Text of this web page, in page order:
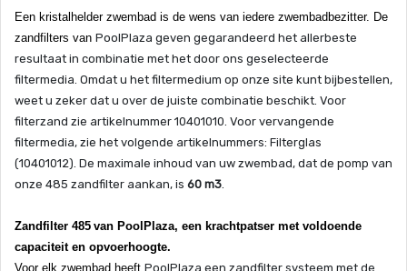
Een kristalhelder zwembad is de wens van iedere zwembadbezitter. De
zandfilters van PoolPlaza geven gegarandeerd het allerbeste
resultaat in combinatie met het door ons geselecteerde
filtermedia. Omdat u het filtermedium op onze site kunt bijbestellen,
weet u zeker dat u over de juiste combinatie beschikt. Voor
filterzand zie artikelnummer 10401010. Voor vervangende
filtermedia, zie het volgende artikelnummers: Filterglas
(10401012). De maximale inhoud van uw zwembad, dat de pomp van
onze 485 zandfilter aankan, is 60 m3.
Zandfilter 485 van PoolPlaza, een krachtpatser met voldoende
capaciteit en opvoerhoogte.
Voor elk zwembad heeft PoolPlaza een zandfilter systeem met de